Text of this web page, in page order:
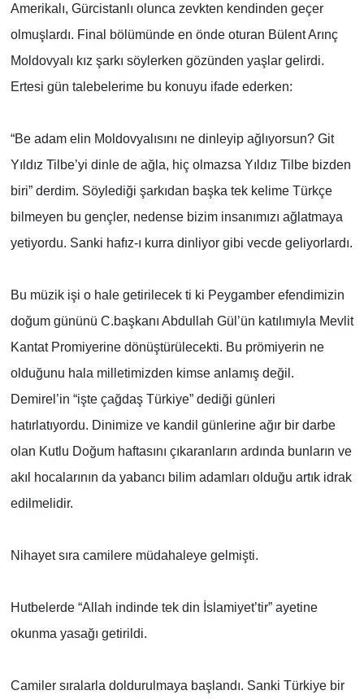
Amerikalı, Gürcistanlı olunca zevkten kendinden geçer
olmuşlardı. Final bölümünde en önde oturan Bülent Arınç
Moldovyalı kız şarkı söylerken gözünden yaşlar gelirdi.
Ertesi gün talebelerime bu konuyu ifade ederken:
“Be adam elin Moldovyalısını ne dinleyip ağlıyorsun? Git
Yıldız Tilbe’yi dinle de ağla, hiç olmazsa Yıldız Tilbe bizden
biri” derdim. Söylediği şarkıdan başka tek kelime Türkçe
bilmeyen bu gençler, nedense bizim insanımızı ağlatmaya
yetiyordu. Sanki hafız-ı kurra dinliyor gibi vecde geliyorlardı.
Bu müzik işi o hale getirilecek ti ki Peygamber efendimizin
doğum gününü C.başkanı Abdullah Gül’ün katılımıyla Mevlit
Kantat Promiyerine dönüştürülecekti. Bu prömiyerin ne
olduğunu hala milletimizden kimse anlamış değil.
Demirel’in “işte çağdaş Türkiye” dediği günleri
hatırlatıyordu. Dinimize ve kandil günlerine ağır bir darbe
olan Kutlu Doğum haftasını çıkaranların ardında bunların ve
akıl hocalarının da yabancı bilim adamları olduğu artık idrak
edilmelidir.
Nihayet sıra camilere müdahaleye gelmişti.
Hutbelerde “Allah indinde tek din İslamiyet’tir” ayetine
okunma yasağı getirildi.
Camiler sıralarla doldurulmaya başlandı. Sanki Türkiye bir